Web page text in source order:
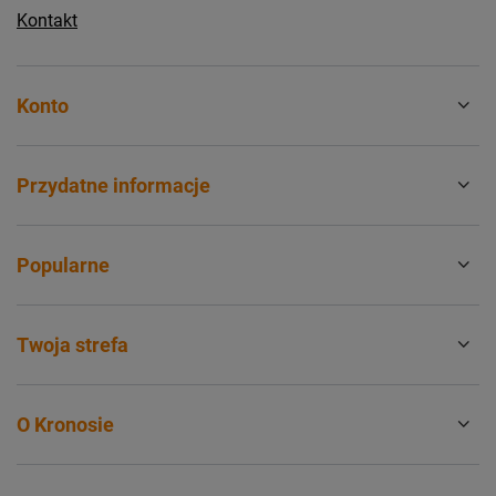
Kontakt
Konto
Przydatne informacje
Popularne
Twoja strefa
O Kronosie